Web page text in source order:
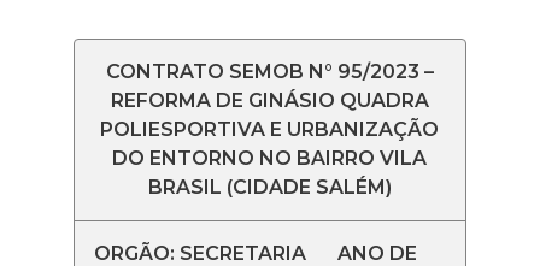
CONTRATO SEMOB N° 95/2023 –
REFORMA DE GINÁSIO QUADRA
POLIESPORTIVA E URBANIZAÇÃO
DO ENTORNO NO BAIRRO VILA
BRASIL (CIDADE SALÉM)
ORGÃO: SECRETARIA
ANO DE